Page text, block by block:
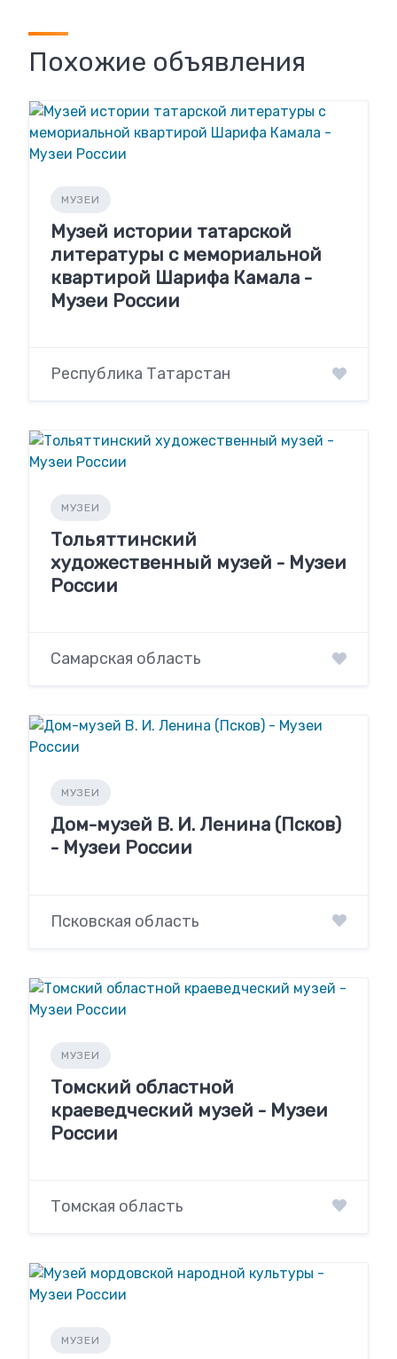
Похожие объявления
МУЗЕИ
Музей истории татарской
литературы с мемориальной
квартирой Шарифа Камала -
Музеи России
Республика Татарстан
МУЗЕИ
Тольяттинский
художественный музей - Музеи
России
Самарская область
МУЗЕИ
Дом-музей В. И. Ленина (Псков)
- Музеи России
Псковская область
МУЗЕИ
Томский областной
краеведческий музей - Музеи
России
Томская область
МУЗЕИ